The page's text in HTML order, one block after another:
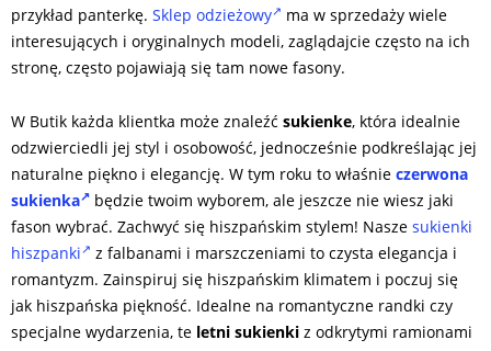
przykład panterkę. Sklep odzieżowy
ma w sprzedaży wiele
interesujących i oryginalnych modeli, zaglądajcie często na ich
stronę, często pojawiają się tam nowe fasony.
W Butik każda klientka może znaleźć sukienke, która idealnie
odzwierciedli jej styl i osobowość, jednocześnie podkreślając jej
naturalne piękno i elegancję. W tym roku to właśnie czerwona
sukienka
będzie twoim wyborem, ale jeszcze nie wiesz jaki
fason wybrać. Zachwyć się hiszpańskim stylem! Nasze sukienki
hiszpanki
z falbanami i marszczeniami to czysta elegancja i
romantyzm. Zainspiruj się hiszpańskim klimatem i poczuj się
jak hiszpańska piękność. Idealne na romantyczne randki czy
specjalne wydarzenia, te letni sukienki z odkrytymi ramionami